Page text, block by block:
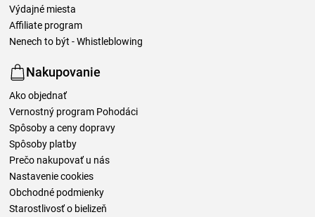
Výdajné miesta
Affiliate program
Nenech to být - Whistleblowing
Nakupovanie
Ako objednať
Vernostný program Pohodáci
Spôsoby a ceny dopravy
Spôsoby platby
Prečo nakupovať u nás
Nastavenie cookies
Obchodné podmienky
Starostlivosť o bielizeň